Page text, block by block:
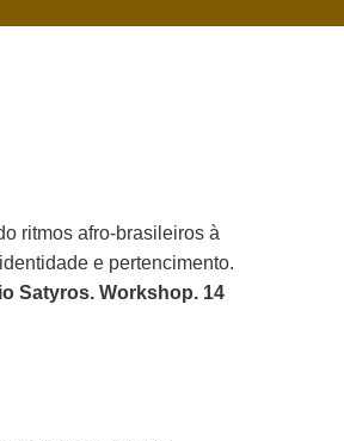
ritmos afro-brasileiros à
e pertencimento.
Satyros. Workshop. 14